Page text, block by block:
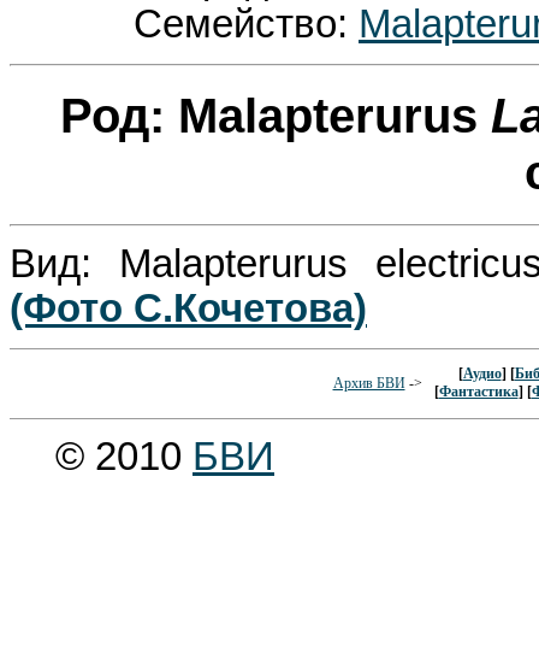
Семейство:
Род: Malapterurus
Вид: Malapterurus
(Фото С.Кочетова)
Архив БВИ->
[Аудио] [
[Фантастика] [
© 2010 БВИ